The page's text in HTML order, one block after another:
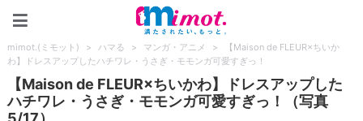
mimot.(ミモット) > ハマる > マンガ・アニメ >
【Maison de FLEUR×ちいか
わ】ドレスアップしたハチワレ・うさぎ・モモンガ可愛すぎっ！
【Maison de FLEUR×ちいかわ】ドレスアップした
ハチワレ・うさぎ・モモンガ可愛すぎっ！（写真